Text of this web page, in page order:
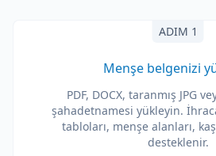
ADIM 1
Menşe belgenizi
PDF, DOCX, taranmış JPG
şahadetnamesi yükleyin.
tabloları, menşe alanları,
desteklenir.